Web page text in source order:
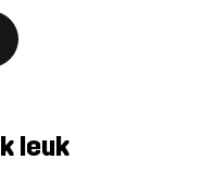
leuk